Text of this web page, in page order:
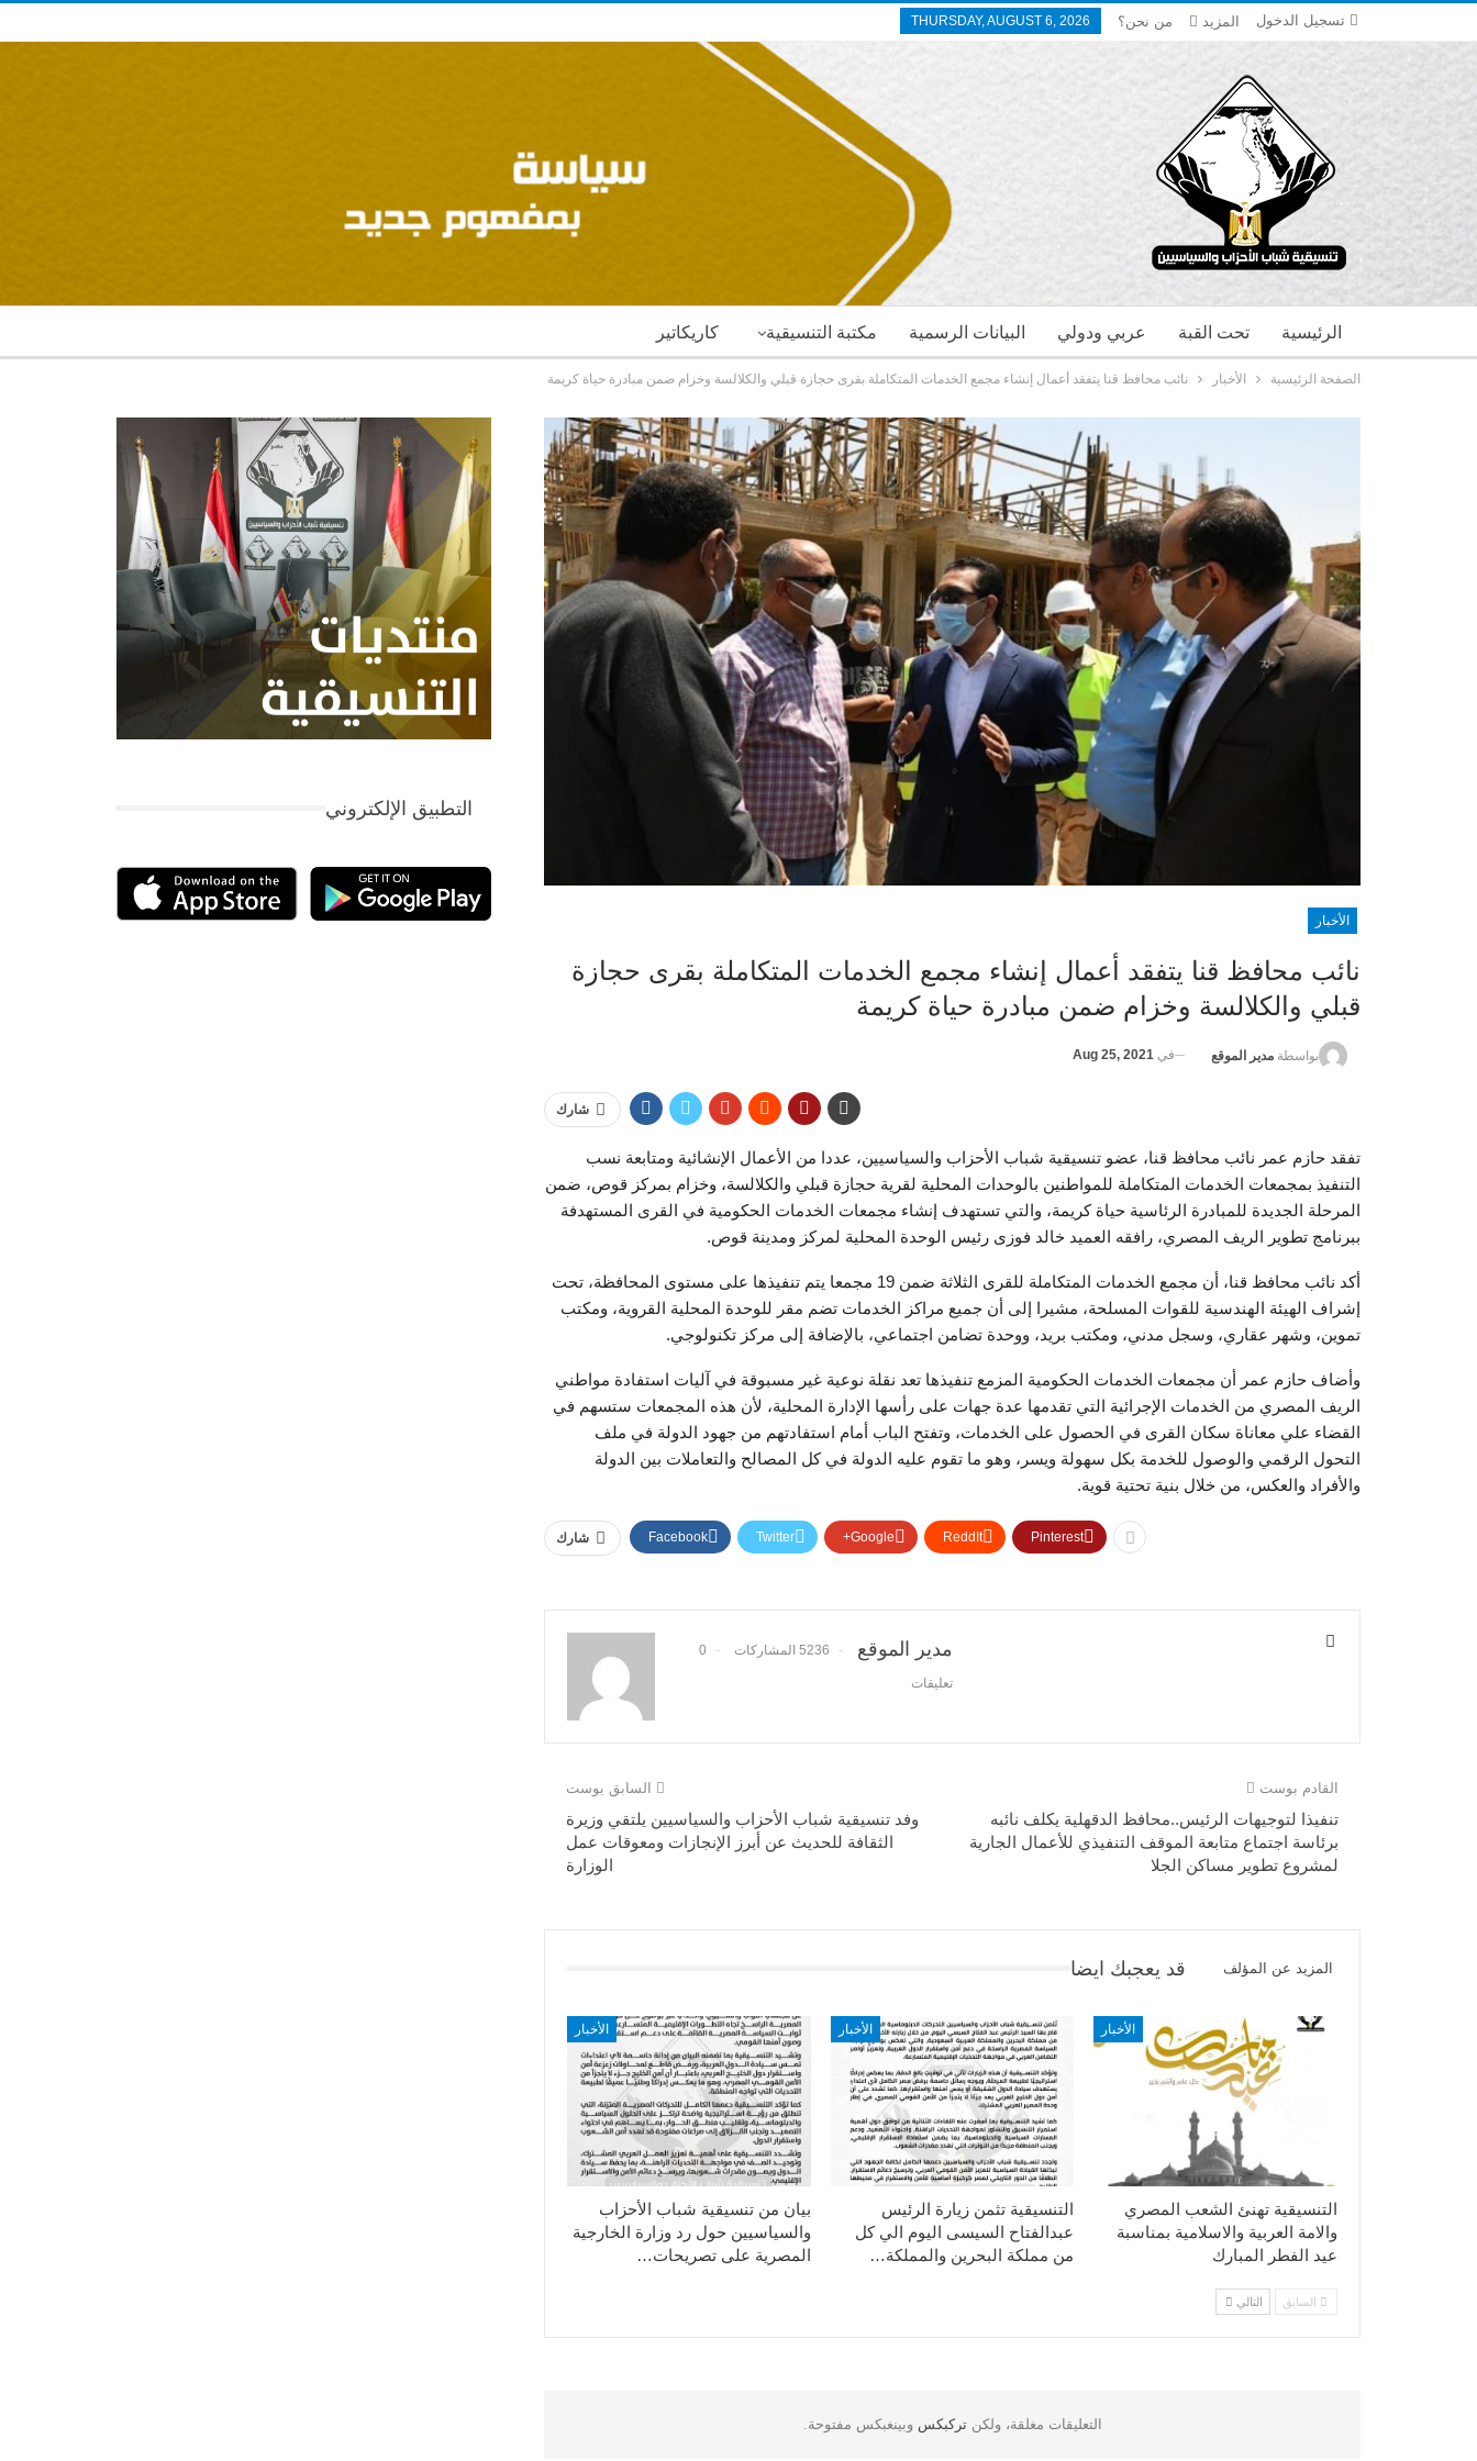
تسجيل الدخول THURSDAY, AUGUST 6, 2026 من نحن؟ المزيد
كاريكاتير مكتبة التنسيقية البيانات الرسمية عربي ودولي تحت القبة الرئيسية
الصفحة الرئيسية الأخبار نائب محافظ قنا يتفقد أعمال إنشاء مجمع الخدمات المتكاملة بقرى حجازة قبلي والكلالسة وخزام ضمن مبادرة حياة كريمة
الأخبار
نائب محافظ قنا يتفقد أعمال إنشاء مجمع الخدمات المتكاملة بقرى حجازة
قبلي والكلالسة وخزام ضمن مبادرة حياة كريمة
بواسطة مدير الموقع في Aug 25, 2021
شارك
تفقد حازم عمر نائب محافظ قنا، عضو تنسيقية شباب الأحزاب والسياسيين، عددا من الأعمال الإنشائية ومتابعة نسب
التنفيذ بمجمعات الخدمات المتكاملة للمواطنين بالوحدات المحلية لقرية حجازة قبلي والكلالسة، وخزام بمركز قوص، ضمن
المرحلة الجديدة للمبادرة الرئاسية حياة كريمة، والتي تستهدف إنشاء مجمعات الخدمات الحكومية في القرى المستهدفة
ببرنامج تطوير الريف المصري، رافقه العميد خالد فوزى رئيس الوحدة المحلية لمركز ومدينة قوص.
أكد نائب محافظ قنا، أن مجمع الخدمات المتكاملة للقرى الثلاثة ضمن 19 مجمعا يتم تنفيذها على مستوى المحافظة، تحت
إشراف الهيئة الهندسية للقوات المسلحة، مشيرا إلى أن جميع مراكز الخدمات تضم مقر للوحدة المحلية القروية، ومكتب
تموين، وشهر عقاري، وسجل مدني، ومكتب بريد، ووحدة تضامن اجتماعي، بالإضافة إلى مركز تكنولوجي.
وأضاف حازم عمر أن مجمعات الخدمات الحكومية المزمع تنفيذها تعد نقلة نوعية غير مسبوقة في آليات استفادة مواطني
الريف المصري من الخدمات الإجرائية التي تقدمها عدة جهات على رأسها الإدارة المحلية، لأن هذه المجمعات ستسهم في
القضاء علي معاناة سكان القرى في الحصول على الخدمات، وتفتح الباب أمام استفادتهم من جهود الدولة في ملف
التحول الرقمي والوصول للخدمة بكل سهولة ويسر، وهو ما تقوم عليه الدولة في كل المصالح والتعاملات بين الدولة
والأفراد والعكس، من خلال بنية تحتية قوية.
شارك Facebook Twitter Google+ ReddIt Pinterest
مدير الموقع 5236 المشاركات 0
تعليقات
السابق بوست
وفد تنسيقية شباب الأحزاب والسياسيين يلتقي وزيرة
الثقافة للحديث عن أبرز الإنجازات ومعوقات عمل
الوزارة
القادم بوست
تنفيذا لتوجيهات الرئيس..محافظ الدقهلية يكلف نائبه
برئاسة اجتماع متابعة الموقف التنفيذي للأعمال الجارية
لمشروع تطوير مساكن الجلا
قد يعجبك ايضا المزيد عن المؤلف
الأخبار
بيان من تنسيقية شباب الأحزاب
والسياسيين حول رد وزارة الخارجية
المصرية على تصريحات…
الأخبار
التنسيقية تثمن زيارة الرئيس
عبدالفتاح السيسى اليوم الي كل
من مملكة البحرين والمملكة…
الأخبار
التنسيقية تهنئ الشعب المصري
والامة العربية والاسلامية بمناسبة
عيد الفطر المبارك
السابق التالي
التعليقات مغلقة، ولكنتركبكسوبينغبكس مفتوحة.
التطبيق الإلكتروني